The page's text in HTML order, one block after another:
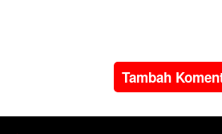
Tambah